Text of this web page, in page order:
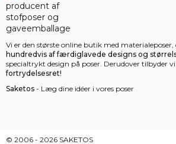
Vi er den største online butik med materialeposer,
hundredvis af færdiglavede designs og
specialtrykt design på poser. Derudover tilbyder
fortrydelsesret!
Saketos - Læg dine idéer i vores poser
© 2006 - 2026 SAKETOS